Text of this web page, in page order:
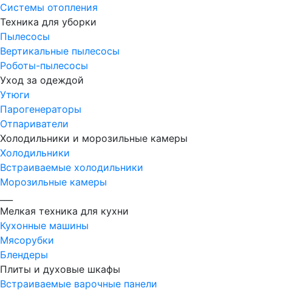
Системы отопления
Техника для уборки
Пылесосы
Вертикальные пылесосы
Роботы-пылесосы
Уход за одеждой
Утюги
Парогенераторы
Отпариватели
Холодильники и морозильные камеры
Холодильники
Встраиваемые холодильники
Морозильные камеры
Мелкая техника для кухни
Кухонные машины
Мясорубки
Блендеры
Плиты и духовые шкафы
Встраиваемые варочные панели